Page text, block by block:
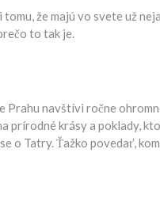
že majú vo svete už
to tak je.
Prahu navštívi ročne
prírodné krásy a poklady,
o Tatry. Ťažko povedať,